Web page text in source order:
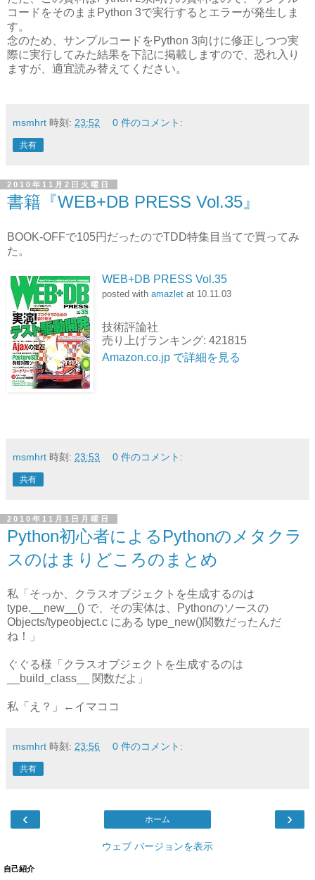
コードをそのままPython 3で実行するとエラーが発生しま
す。
念のため、サンプルコードをPython 3向けに修正しつつ実
際に実行してみた結果を下記に掲載しますので、恐れ入り
ますが、適宜読み替えてください。
msmhrt 時刻: 23:52 0 件のコメント:
共有
2010年11月2日火曜日
書籍『WEB+DB PRESS Vol.35』
BOOK-OFFで105円だったのでTDD特集目当てで買ってみ
た。
WEB+DB PRESS Vol.35
posted with amazlet at 10.11.03
技術評論社
売り上げランキング: 421815
Amazon.co.jp で詳細を見る
msmhrt 時刻: 23:53 0 件のコメント:
共有
2010年11月1日月曜日
Python初心者によるPythonのメタクラ
スのはまりどころのまとめ
私「そっか、クラスオブジェクトを生成するのは
type.__new__() で、その実体は、Pythonのソースの
Objects/typeobject.c にある type_new()関数だったんだ
ね！」
ぐぐる様「クラスオブジェクトを生成するのは
__build_class__ 関数だよ」
私「え？」←イマココ
msmhrt 時刻: 23:56 0 件のコメント:
共有
‹ ›
ホーム
ウェブ バージョンを表示
自己紹介